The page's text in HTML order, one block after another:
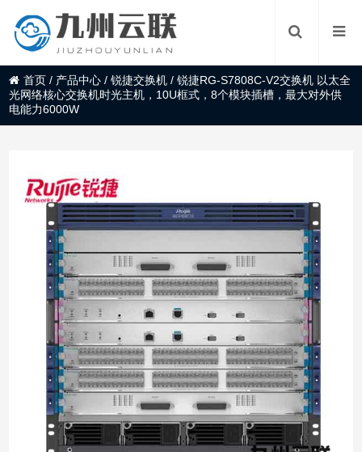
首页 / 产品中心 /锐捷交换机 /锐捷RG-S7808C-V2交换机 以太全
光网络核心交换机时光主机，10U框式，8个模块插槽，最大对外供
电能力6000W